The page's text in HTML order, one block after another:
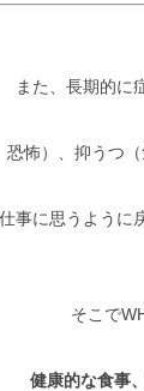
また、長期的に
恐怖）、抑うつ
事に思うように
そこで
健康的な食事